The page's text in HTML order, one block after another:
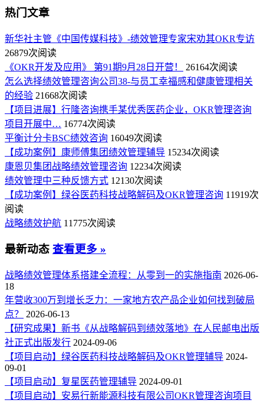
热门文章
新华社主管《中国传媒科技》-绩效管理专家宋劝其OKR专访
26879次阅读
《OKR开发及应用》 第91期9月28日开营！
26164次阅读
怎么选择绩效管理咨询公司38-与员工幸福感和健康管理相关
的经验 21668次阅读
【项目进展】行隆咨询携手某优秀医药企业，OKR管理咨询
项目开展中… 16774次阅读
平衡计分卡BSC绩效咨询 16049次阅读
【成功案例】康师傅集团绩效管理辅导 15234次阅读
康恩贝集团战略绩效管理咨询 12234次阅读
绩效管理中三种反馈方式 12130次阅读
【成功案例】绿谷医药科技战略解码及OKR管理咨询 11919次
阅读
战略绩效护航 11775次阅读
最新动态 查看更多 »
战略绩效管理体系搭建全流程：从零到一的实施指南 2026-06-
18
年营收300万到增长乏力：一家地方农产品企业如何找到破局
点？
2026-06-13
【研究成果】新书《从战略解码到绩效落地》在人民邮电出版
社正式出版发行 2024-09-06
【项目启动】绿谷医药科技战略解码及OKR管理辅导 2024-
09-01
【项目启动】复星医药管理辅导 2024-09-01
【项目启动】安易行新能源科技有限公司OKR管理咨询项目